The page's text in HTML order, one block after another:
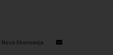
Ekonomija